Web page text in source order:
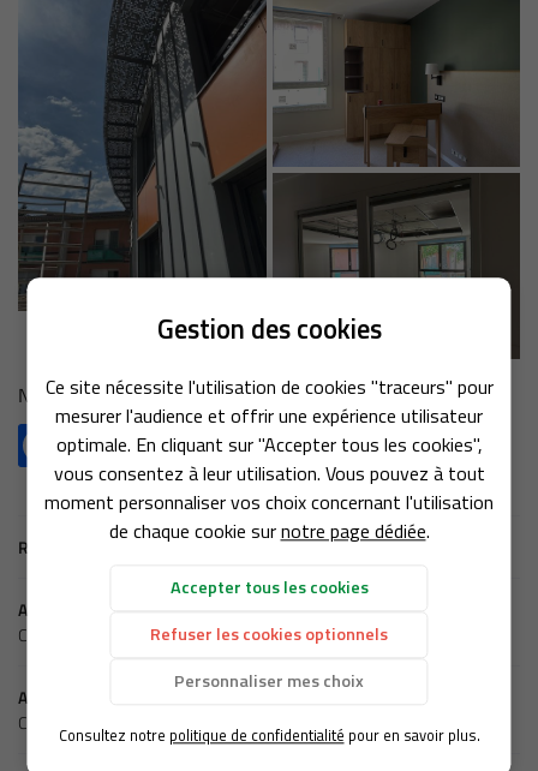
Gestion des cookies
Ce site nécessite l'utilisation de cookies "traceurs" pour
mesurer l'audience et offrir une expérience utilisateur
optimale. En cliquant sur "Accepter tous les cookies",
vous consentez à leur utilisation. Vous pouvez à tout
moment personnaliser vos choix concernant l'utilisation
de chaque cookie surnotre page dédiée.
Accepter tous les cookies
Refuser les cookies optionnels
Personnaliser mes choix
Consultez notre politique de confidentialité pour en savoir plus.
ACCUEIL
MISSIONS
INDIVIDUELLES
RÉFÉRENCES
CONTACT
Une question
Rejoignez-
N'hésitez pas à partager !
Retour aux actualités
Actualité précédente
Centre de Loisirs - St Georges des Coteaux
Actualité suivante
Complexe de Combat Saintes